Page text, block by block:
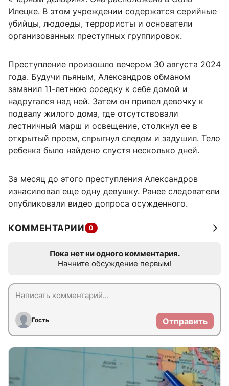
Илецке. В этом учреждении содержатся серийные
убийцы, людоеды, террористы и основатели
организованных преступных группировок.
Преступление произошло вечером 30 августа 2024
года. Будучи пьяным, Александров обманом
заманил 11-летнюю соседку к себе домой и
надругался над ней. Затем он привел девочку к
подвалу жилого дома, где отсутствовали
лестничный марш и освещение, столкнул ее в
открытый проем, спрыгнул следом и задушил. Тело
ребенка было найдено спустя несколько дней.
За месяц до этого преступления Александров
изнасиловал еще одну девушку. Ранее следователи
опубликовали видео допроса осужденного.
КОММЕНТАРИИ 0
Пока нет ни одного комментария.
Начните обсуждение первым!
Гость Отправить